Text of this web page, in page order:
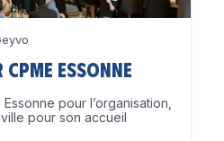
Essonne
pour l’organisation,
pour son accueil